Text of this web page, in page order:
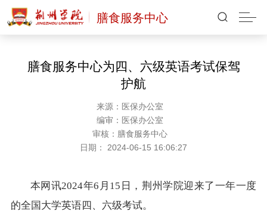
膳食服务中心
膳食服务中心为四、六级英语考试保驾
护航
来源：医保办公室
编审：医保办公室
审核：膳食服务中心
日期： 2024-06-15 16:06:27
本网讯2024年6月15日，荆州学院迎来了一年一度
的全国大学英语四、六级考试。